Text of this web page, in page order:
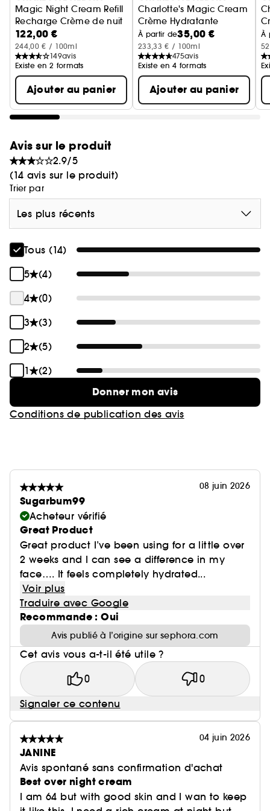
Magic Night Cream Refill
Recharge Crème de nuit
122,00 €
244,00 € / 100ml
149avis
Existe en 2 formats
Ajouter au panier
Charlotte's Magic Cream
Crème Hydratante
À partir de35,00 €
233,33 € / 100ml
475avis
Existe en 4 formats
Ajouter au panier
À
Avis sur le produit
2.9/5
(14 avis sur le produit)
Trier par
Les plus récents
Tous (14)
5
(4)
4
(0)
3
(3)
2
(5)
1
(2)
Donner mon avis
Conditions de publication des avis
08 juin 2026
Sugarbum99
Acheteur vérifié
Great Product
Great product I’ve been using for a little over
2 weeks and I can see a difference in my
face…. It feels completely hydrated...
Voir plus
Traduire avec Google
Recommande : Oui
Avis publié à l’origine sur sephora.com
Cet avis vous a-t-il été utile ?
0 0
Signaler ce contenu
04 juin 2026
JANINE
Avis spontané sans confirmation d'achat
Best over night cream
I am 64 but with good skin and I wan to keep